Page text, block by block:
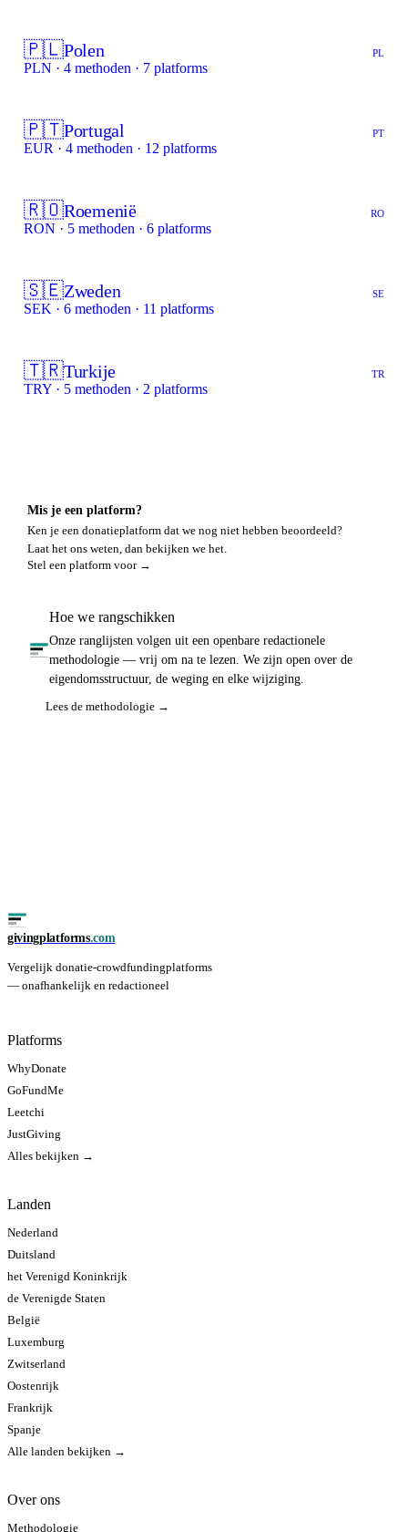
🇵🇱Polen PL
PLN · 4 methoden · 7 platforms
🇵🇹Portugal PT
EUR · 4 methoden · 12 platforms
🇷🇴Roemenië RO
RON · 5 methoden · 6 platforms
🇸🇪Zweden SE
SEK · 6 methoden · 11 platforms
🇹🇷Turkije TR
TRY · 5 methoden · 2 platforms
Mis je een platform?
Ken je een donatieplatform dat we nog niet hebben beoordeeld?
Laat het ons weten, dan bekijken we het.
Stel een platform voor →
Hoe we rangschikken
Onze ranglijsten volgen uit een openbare redactionele
methodologie — vrij om na te lezen. We zijn open over de
eigendomsstructuur, de weging en elke wijziging.
Lees de methodologie →
givingplatforms.com
Vergelijk donatie-crowdfundingplatforms
— onafhankelijk en redactioneel
Platforms
WhyDonate
GoFundMe
Leetchi
JustGiving
Alles bekijken →
Landen
Nederland
Duitsland
het Verenigd Koninkrijk
de Verenigde Staten
België
Luxemburg
Zwitserland
Oostenrijk
Frankrijk
Spanje
Alle landen bekijken →
Over ons
Methodologie